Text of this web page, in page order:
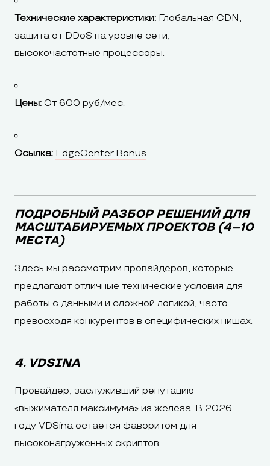
Технические характеристики: Глобальная CDN,
защита от DDoS на уровне сети,
высокочастотные процессоры.
Цены: От 600 руб/мес.
Ссылка: EdgeCenter Bonus.
ПОДРОБНЫЙ РАЗБОР РЕШЕНИЙ ДЛЯ
МАСШТАБИРУЕМЫХ ПРОЕКТОВ (4–10
МЕСТА)
Здесь мы рассмотрим провайдеров, которые
предлагают отличные технические условия для
работы с данными и сложной логикой, часто
превосходя конкурентов в специфических нишах.
4. VDSINA
Провайдер, заслуживший репутацию
«выжимателя максимума» из железа. В 2026
году VDSina остается фаворитом для
высоконагруженных скриптов.